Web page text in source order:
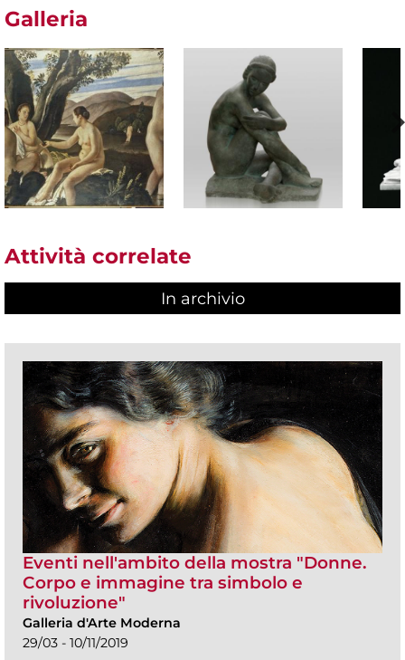
Galleria
Attività correlate
In archivio
Eventi nell'ambito della mostra "Donne.
Corpo e immagine tra simbolo e
rivoluzione"
Galleria d'Arte Moderna
29/03 - 10/11/2019